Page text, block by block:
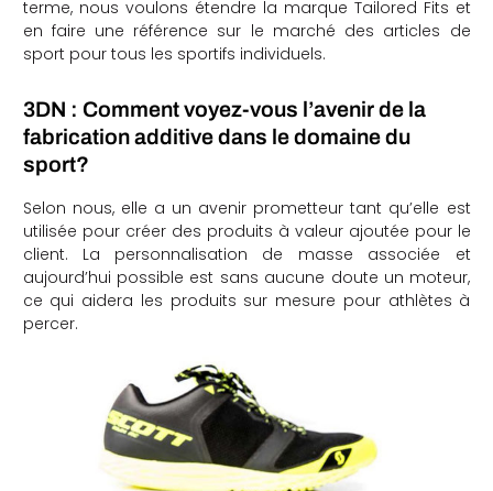
terme, nous voulons étendre la marque Tailored Fits et
en faire une référence sur le marché des articles de
sport pour tous les sportifs individuels.
3DN : Comment voyez-vous l’avenir de la
fabrication additive dans le domaine du
sport?
Selon nous, elle a un avenir prometteur tant qu’elle est
utilisée pour créer des produits à valeur ajoutée pour le
client. La personnalisation de masse associée et
aujourd’hui possible est sans aucune doute un moteur,
ce qui aidera les produits sur mesure pour athlètes à
percer.